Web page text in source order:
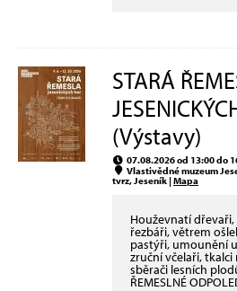
STARÁ
(Výstavy)
07.08.2026 od 13:00 do
Vlastivědné muzeum
tvrz, Jeseník |Mapa
Houževnatí
řezbáři, větrem
pastýři, umounění
zruční včelaři, tkalci
sběrači lesních
ŘEMESLNÉ